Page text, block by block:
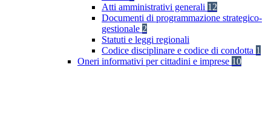
Atti amministrativi generali 12
Documenti di programmazione strategico-
gestionale 2
Statuti e leggi regionali
Codice disciplinare e codice di condotta 1
Oneri informativi per cittadini e imprese 10